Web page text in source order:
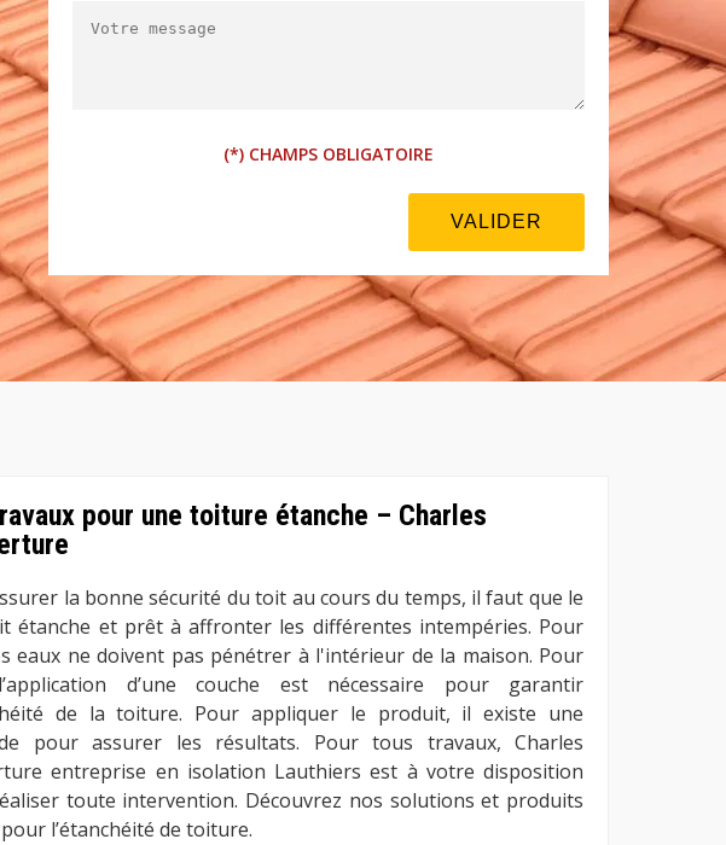
(*) CHAMPS OBLIGATOIRE
pour une toiture étanche – Charles
la bonne sécurité du toit au cours du temps, il faut que le
étanche et prêt à affronter les différentes intempéries. Pour
eaux ne doivent pas pénétrer à l'intérieur de la maison. Pour
d’une couche est nécessaire pour garantir
de la toiture. Pour appliquer le produit, il existe une
pour assurer les résultats. Pour tous travaux, Charles
entreprise en isolation Lauthiers est à votre disposition
toute intervention. Découvrez nos solutions et produits
l’étanchéité de toiture.